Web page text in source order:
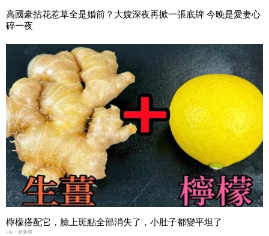
高國豪拈花惹草全是婚前？大嫂深夜再掀一張底牌 今晚是愛妻心
碎一夜
檸檬搭配它，臉上斑點全部消失了，小肚子都變平坦了
PR・新素簡